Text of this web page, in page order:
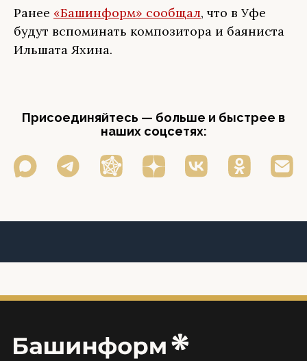
Ранее «Башинформ» сообщал, что в Уфе
будут вспоминать композитора и баяниста
Ильшата Яхина.
Присоединяйтесь — больше и быстрее в
наших соцсетях: